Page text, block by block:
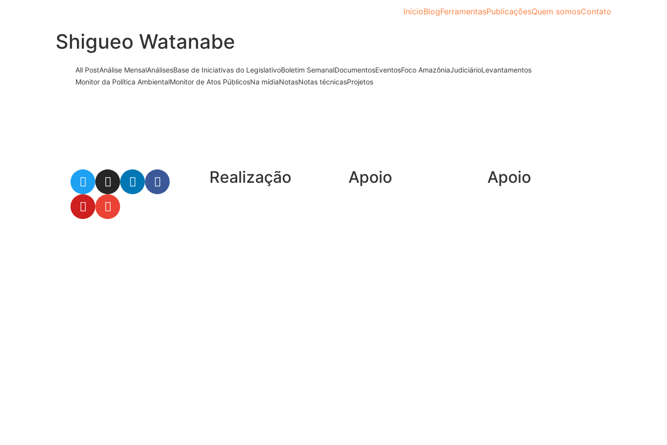
InícioBlogFerramentasPublicaçõesQuem somosContato
Shigueo Watanabe
All PostAnálise MensalAnálisesBase de Iniciativas do LegislativoBoletim SemanalDocumentosEventosFoco AmazôniaJudiciárioLevantamentos
Monitor da Política AmbientalMonitor de Atos PúblicosNa mídiaNotasNotas técnicasProjetos
Realização Apoio Apoio